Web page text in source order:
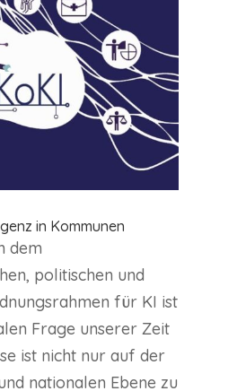
in Kommunen
dem
politischen und
für KI ist
Frage unserer Zeit
ist nicht nur auf der
nationalen Ebene zu